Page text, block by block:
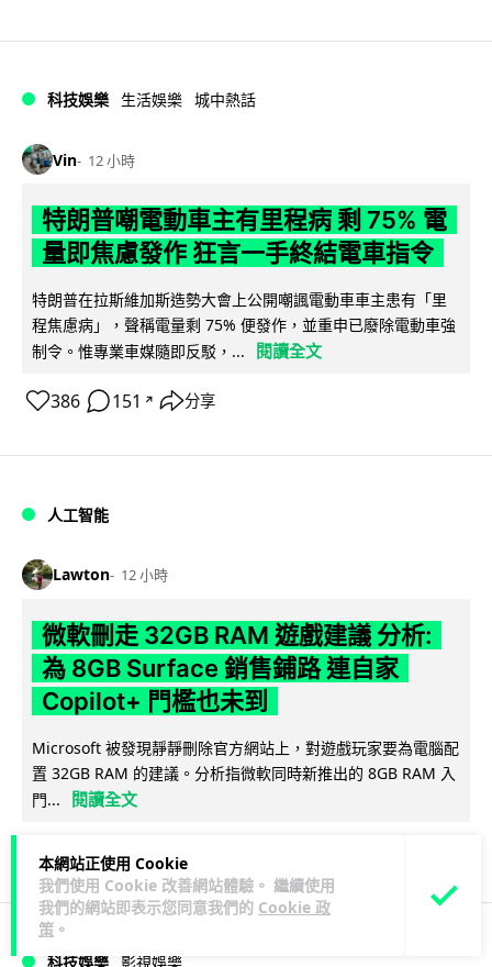
本網站正使用 Cookie
我們使用 Cookie 改善網站體驗。 繼續使用
我們的網站即表示您同意我們的 Cookie 政
策 。
科技娛樂 生活娛樂 城中熱話
Vin 12 小時
特朗普嘲電動車主有里程病 剩 75% 電
量即焦慮發作 狂言一手終結電車指令
特朗普在拉斯維加斯造勢大會上公開嘲諷電動車車主患有「里
程焦慮病」，聲稱電量剩 75% 便發作，並重申已廢除電動車強
制令。惟專業車媒隨即反駁，...
閱讀全文
386 151 ↗ 分享
人工智能
Lawton 12 小時
微軟刪走 32GB RAM 遊戲建議 分析:
為 8GB Surface 銷售鋪路 連自家
Copilot+ 門檻也未到
Microsoft 被發現靜靜刪除官方網站上，對遊戲玩家要為電腦配
置 32GB RAM 的建議。分析指微軟同時新推出的 8GB RAM 入
門...
閱讀全文
科技娛樂 影視娛樂